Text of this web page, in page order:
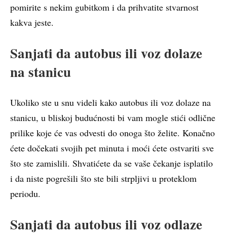
pomirite s nekim gubitkom i da prihvatite stvarnost
kakva jeste.
Sanjati da autobus ili voz dolaze
na stanicu
Ukoliko ste u snu videli kako autobus ili voz dolaze na
stanicu, u bliskoj budućnosti bi vam mogle stići odlične
prilike koje će vas odvesti do onoga što želite. Konačno
ćete dočekati svojih pet minuta i moći ćete ostvariti sve
što ste zamislili. Shvatićete da se vaše čekanje isplatilo
i da niste pogrešili što ste bili strpljivi u proteklom
periodu.
Sanjati da autobus ili voz odlaze